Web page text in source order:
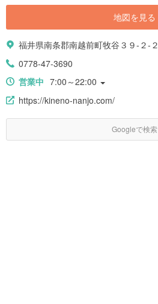
地図を見る
福井県南条郡南越前町牧谷３９-２-２
0778-47-3690
営業中 7:00～22:00
https://kineno-nanjo.com/
Googleで検索